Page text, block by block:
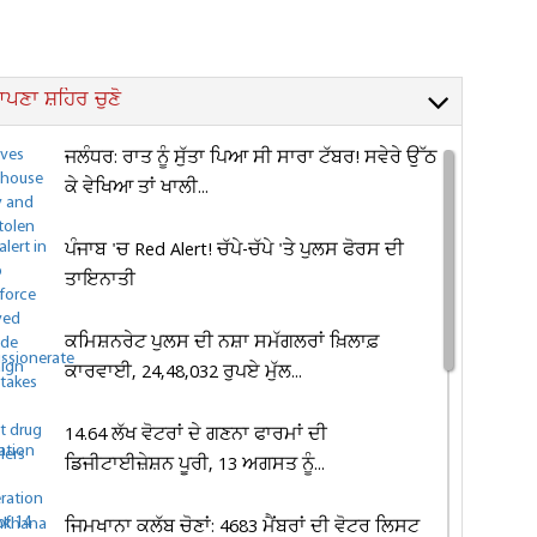
ਸ਼ਹਿਰ ਚੁਣੋ
ਜਲੰਧਰ: ਰਾਤ ਨੂੰ ਸੁੱਤਾ ਪਿਆ ਸੀ ਸਾਰਾ ਟੱਬਰ! ਸਵੇਰੇ ਉੱਠ
ਕੇ ਵੇਖਿਆ ਤਾਂ ਖਾਲੀ...
ਪੰਜਾਬ 'ਚ Red Alert! ਚੱਪੇ-ਚੱਪੇ 'ਤੇ ਪੁਲਸ ਫੋਰਸ ਦੀ
ਤਾਇਨਾਤੀ
ਕਮਿਸ਼ਨਰੇਟ ਪੁਲਸ ਦੀ ਨਸ਼ਾ ਸਮੱਗਲਰਾਂ ਖ਼ਿਲਾਫ਼
ਕਾਰਵਾਈ, 24,48,032 ਰੁਪਏ ਮੁੱਲ...
14.64 ਲੱਖ ਵੋਟਰਾਂ ਦੇ ਗਣਨਾ ਫਾਰਮਾਂ ਦੀ
ਡਿਜੀਟਾਈਜ਼ੇਸ਼ਨ ਪੂਰੀ, 13 ਅਗਸਤ ਨੂੰ...
ਜਿਮਖਾਨਾ ਕਲੱਬ ਚੋਣਾਂ: 4683 ਮੈਂਬਰਾਂ ਦੀ ਵੋਟਰ ਲਿਸਟ